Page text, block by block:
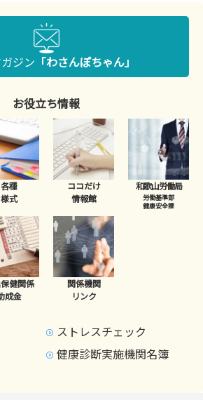
ジン 「わさんぽちゃん」
お役立ち情報
各種
様式
ココだけ
情報館
和歌山労働局
労働基準部
健康安全課
健関係
成金
関係機関
リンク
ストレスチェック
健康診断実施機関名簿